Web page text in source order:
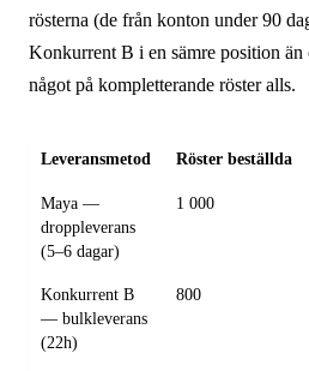
rösterna (de från konton under 90
Konkurrent B i en sämre position än
något på kompletterande röster alls.
Leveransmetod Röster beställda
Maya —
droppleverans
(5–6 dagar)
1 000
Konkurrent B
— bulkleverans
(22h)
800